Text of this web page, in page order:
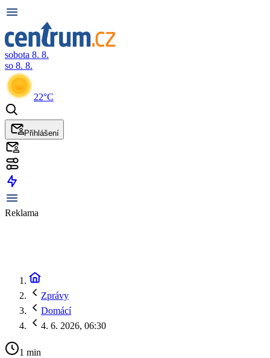
sobota 8. 8.
so 8. 8.
22°C
Přihlášení
Reklama
Zprávy
Domácí
4. 6. 2026, 06:30
1 min